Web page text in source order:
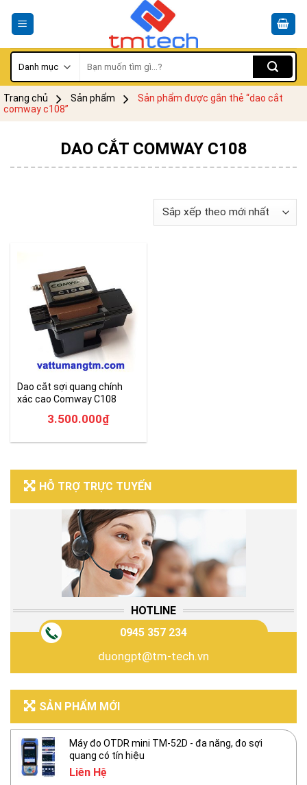
kiếm:
Trang chủ Sản phẩm
Sản phẩm được gắn thẻ “dao cắt
comway c108”
HỖ TRỢ TRỰC TUYẾN
HOTLINE
0945 357 234
duongpt@tm-tech.vn
SẢN PHẨM MỚI
Máy đo OTDR mini TM-52D - đa năng, đo sợi
quang có tín hiệu
Liên Hệ
DAO CẮT COMWAY C108
Dao cắt sợi quang chính
xác cao Comway C108
3.500.000₫